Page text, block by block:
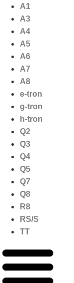
naar
inhoud
A1
A3
A4
A5
A6
A7
A8
e-tron
g-tron
h-tron
Q2
Q3
Q4
Q5
Q7
Q8
R8
RS/S
TT